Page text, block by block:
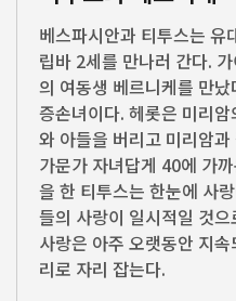
베스파시안과 티투스는 유
립바 2세를 만나러 간다.
의 여동생 베르니케를 만
증손녀이다. 헤롯은 미리
와 아들을 버리고 미리암
가문가 자녀답게 40에 가
을 한 티투스는 한눈에 사
들의 사랑이 일시적일 것
사랑은 아주 오랫동안 지
리로 자리 잡는다.